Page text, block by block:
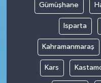
Gümüşhane
Isparta
Kahramanmaraş
Kars